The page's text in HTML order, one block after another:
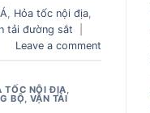
Hỏa tốc nội địa
tải đường sắt
Leave a comment
TỐC NỘI ĐỊA,
BỘ, VẬN TẢI